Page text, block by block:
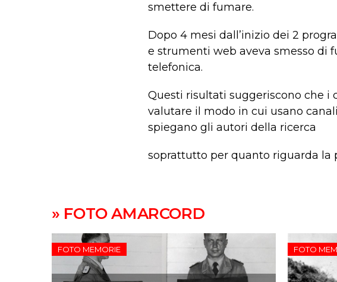
smettere di fumare.
Dopo 4 mesi dall’inizio dei 2
e strumenti web aveva smesso di
telefonica.
Questi risultati suggeriscono che
valutare il modo in cui usano
spiegano gli autori della ricerca
soprattutto per quanto riguarda la
» FOTO AMARCORD
FOTO MEMORIE FOTO